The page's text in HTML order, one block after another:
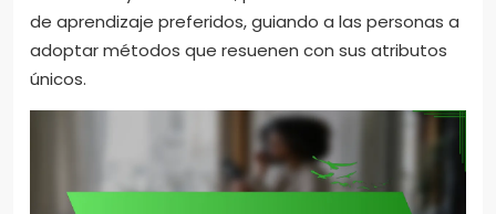
de aprendizaje preferidos, guiando a las personas a
adoptar métodos que resuenen con sus atributos
únicos.